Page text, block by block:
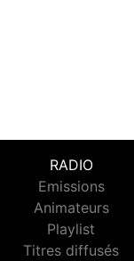
RADIO
Emissions
Animateurs
Playlist
Titres diffusés